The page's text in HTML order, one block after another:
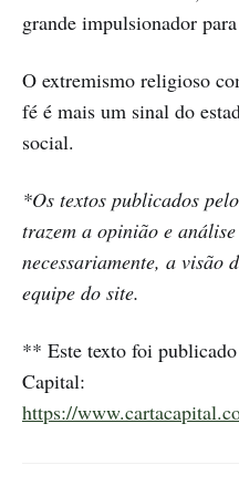
grande impulsionador
O extremismo religioso
fé é mais um sinal do
social.
*Os textos publicados
trazem a opinião e
necessariamente, a visão
equipe do site.
** Este texto foi
Capital:
https://